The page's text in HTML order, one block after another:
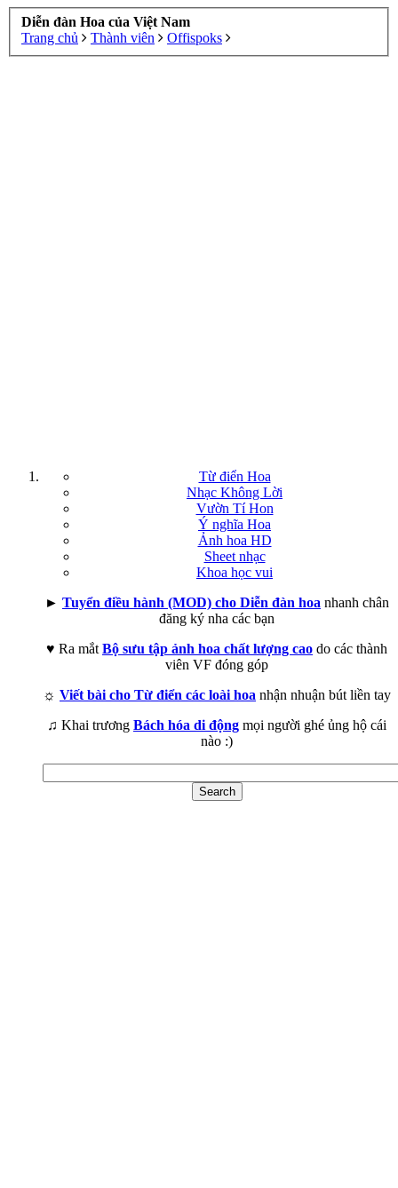
Diễn đàn Hoa của Việt Nam
Trang chủ
Thành viên Offispoks
Từ điển Hoa
Nhạc Không Lời
Vườn Tí Hon
Ý nghĩa Hoa
Ảnh hoa HD
Sheet nhạc
Khoa học vui
► Tuyển điều hành (MOD) cho Diễn đàn hoa nhanh chân
đăng ký nha các bạn
♥ Ra mắt Bộ sưu tập ảnh hoa chất lượng cao do các thành
viên VF đóng góp
☼ Viết bài cho Từ điển các loài hoa nhận nhuận bút liền tay
♫ Khai trương Bách hóa di động mọi người ghé ủng hộ cái
nào :)